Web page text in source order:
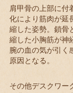
肩甲骨の上部に付
化により筋肉が延
縮した姿勢。鎖骨
縮した小胸筋が神
腕の血の気が引く
原因となる。
その他デスクワー